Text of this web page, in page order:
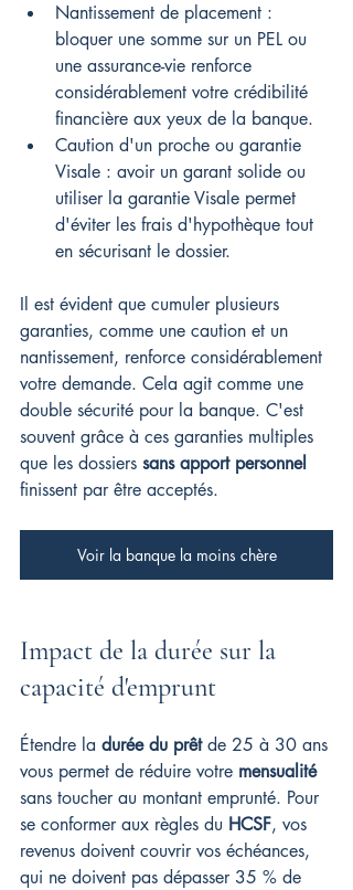
Nantissement de placement :
bloquer une somme sur un PEL ou
une assurance-vie renforce
considérablement votre crédibilité
financière aux yeux de la banque.
Caution d'un proche ou garantie
Visale : avoir un garant solide ou
utiliser la garantie Visale permet
d'éviter les frais d'hypothèque tout
en sécurisant le dossier.
Il est évident que cumuler plusieurs
garanties, comme une caution et un
nantissement, renforce considérablement
votre demande. Cela agit comme une
double sécurité pour la banque. C'est
souvent grâce à ces garanties multiples
que les dossiers sans apport personnel
finissent par être acceptés.
Voir la banque la moins chère
Impact de la durée sur la
capacité d'emprunt
Étendre la durée du prêt de 25 à 30 ans
vous permet de réduire votre mensualité
sans toucher au montant emprunté. Pour
se conformer aux règles du HCSF, vos
revenus doivent couvrir vos échéances,
qui ne doivent pas dépasser 35 % de